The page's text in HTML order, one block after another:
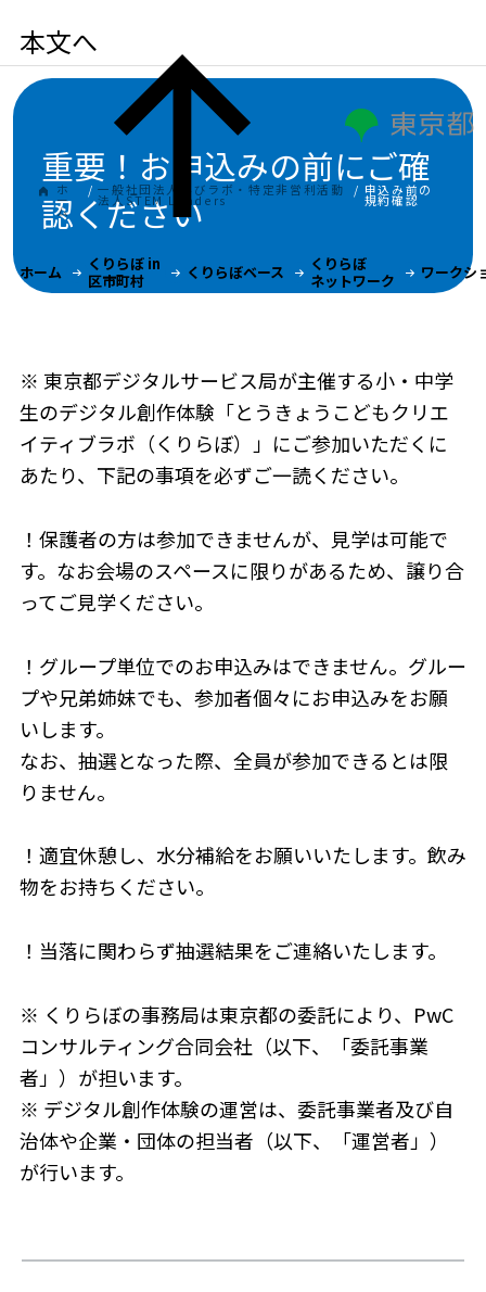
本文へ
ホーム
くりらぼ in
区市町村
くりらぼベース
くりらぼ
ネットワーク
ワークシ
重要！お申込みの前にご確
認ください
ホ
ー
ム
/ 一般社団法人学びラボ・特定非営利活動
法人STEM Leaders
/ 申込み前の
規約確認
※ 東京都デジタルサービス局が主催する小・中学
生のデジタル創作体験「とうきょうこどもクリエ
イティブラボ（くりらぼ）」にご参加いただくに
あたり、下記の事項を必ずご一読ください。
！保護者の方は参加できませんが、見学は可能で
す。なお会場のスペースに限りがあるため、譲り合
ってご見学ください。
！グループ単位でのお申込みはできません。グルー
プや兄弟姉妹でも、参加者個々にお申込みをお願
いします。
なお、抽選となった際、全員が参加できるとは限
りません。
！適宜休憩し、水分補給をお願いいたします。飲み
物をお持ちください。
！当落に関わらず抽選結果をご連絡いたします。
※ くりらぼの事務局は東京都の委託により、PwC
コンサルティング合同会社（以下、「委託事業
者」）が担います。
※ デジタル創作体験の運営は、委託事業者及び自
治体や企業・団体の担当者（以下、「運営者」）
が行います。